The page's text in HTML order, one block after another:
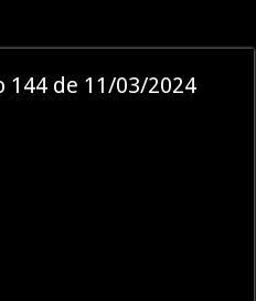
144 de 11/03/2024